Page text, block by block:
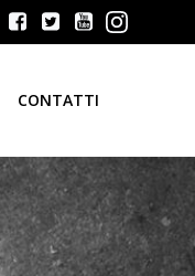
CONTATTI